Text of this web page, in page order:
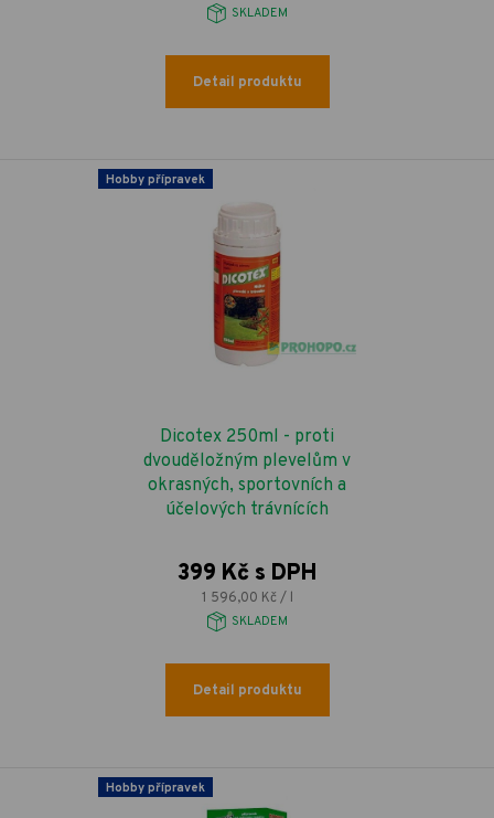
SKLADEM
Detail produktu
Hobby přípravek
Dicotex 250ml - proti
dvouděložným plevelům v
okrasných, sportovních a
účelových trávnících
399 Kč s DPH
1 596,00 Kč / l
SKLADEM
Detail produktu
Hobby přípravek